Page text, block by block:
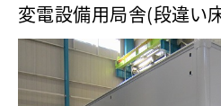
変電設備用局舎(段違い